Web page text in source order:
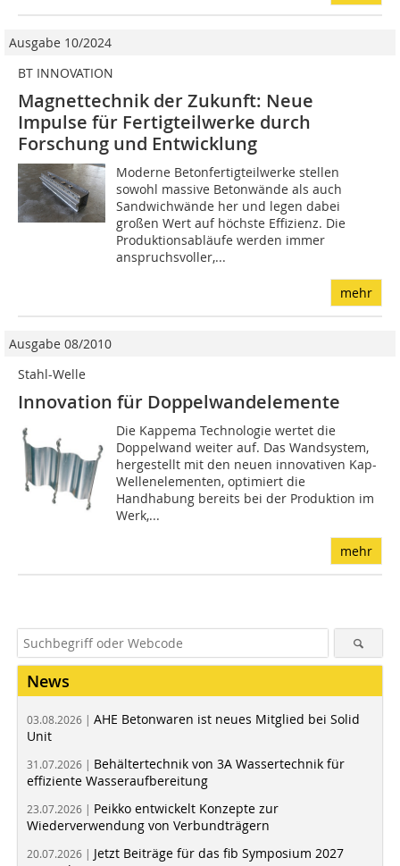
Ausgabe 10/2024
BT INNOVATION
Magnettechnik der Zukunft: Neue
Impulse für Fertigteilwerke durch
Forschung und Entwicklung
Moderne Betonfertigteilwerke stellen
sowohl massive Betonwände als auch
Sandwichwände her und legen dabei
großen Wert auf höchste Effizienz. Die
Produktionsabläufe werden immer
anspruchsvoller,...
mehr
Ausgabe 08/2010
Stahl-Welle
Innovation für Doppelwandelemente
Die Kappema Technologie wertet die
Doppelwand weiter auf. Das Wandsystem,
hergestellt mit den neuen innovativen Kap-
Wellenelementen, optimiert die
Handhabung bereits bei der Produktion im
Werk,...
mehr
News
03.08.2026 | AHE Betonwaren ist neues Mitglied bei Solid
Unit
31.07.2026 | Behältertechnik von 3A Wassertechnik für
effiziente Wasseraufbereitung
23.07.2026 | Peikko entwickelt Konzepte zur
Wiederverwendung von Verbundträgern
20.07.2026 | Jetzt Beiträge für das fib Symposium 2027